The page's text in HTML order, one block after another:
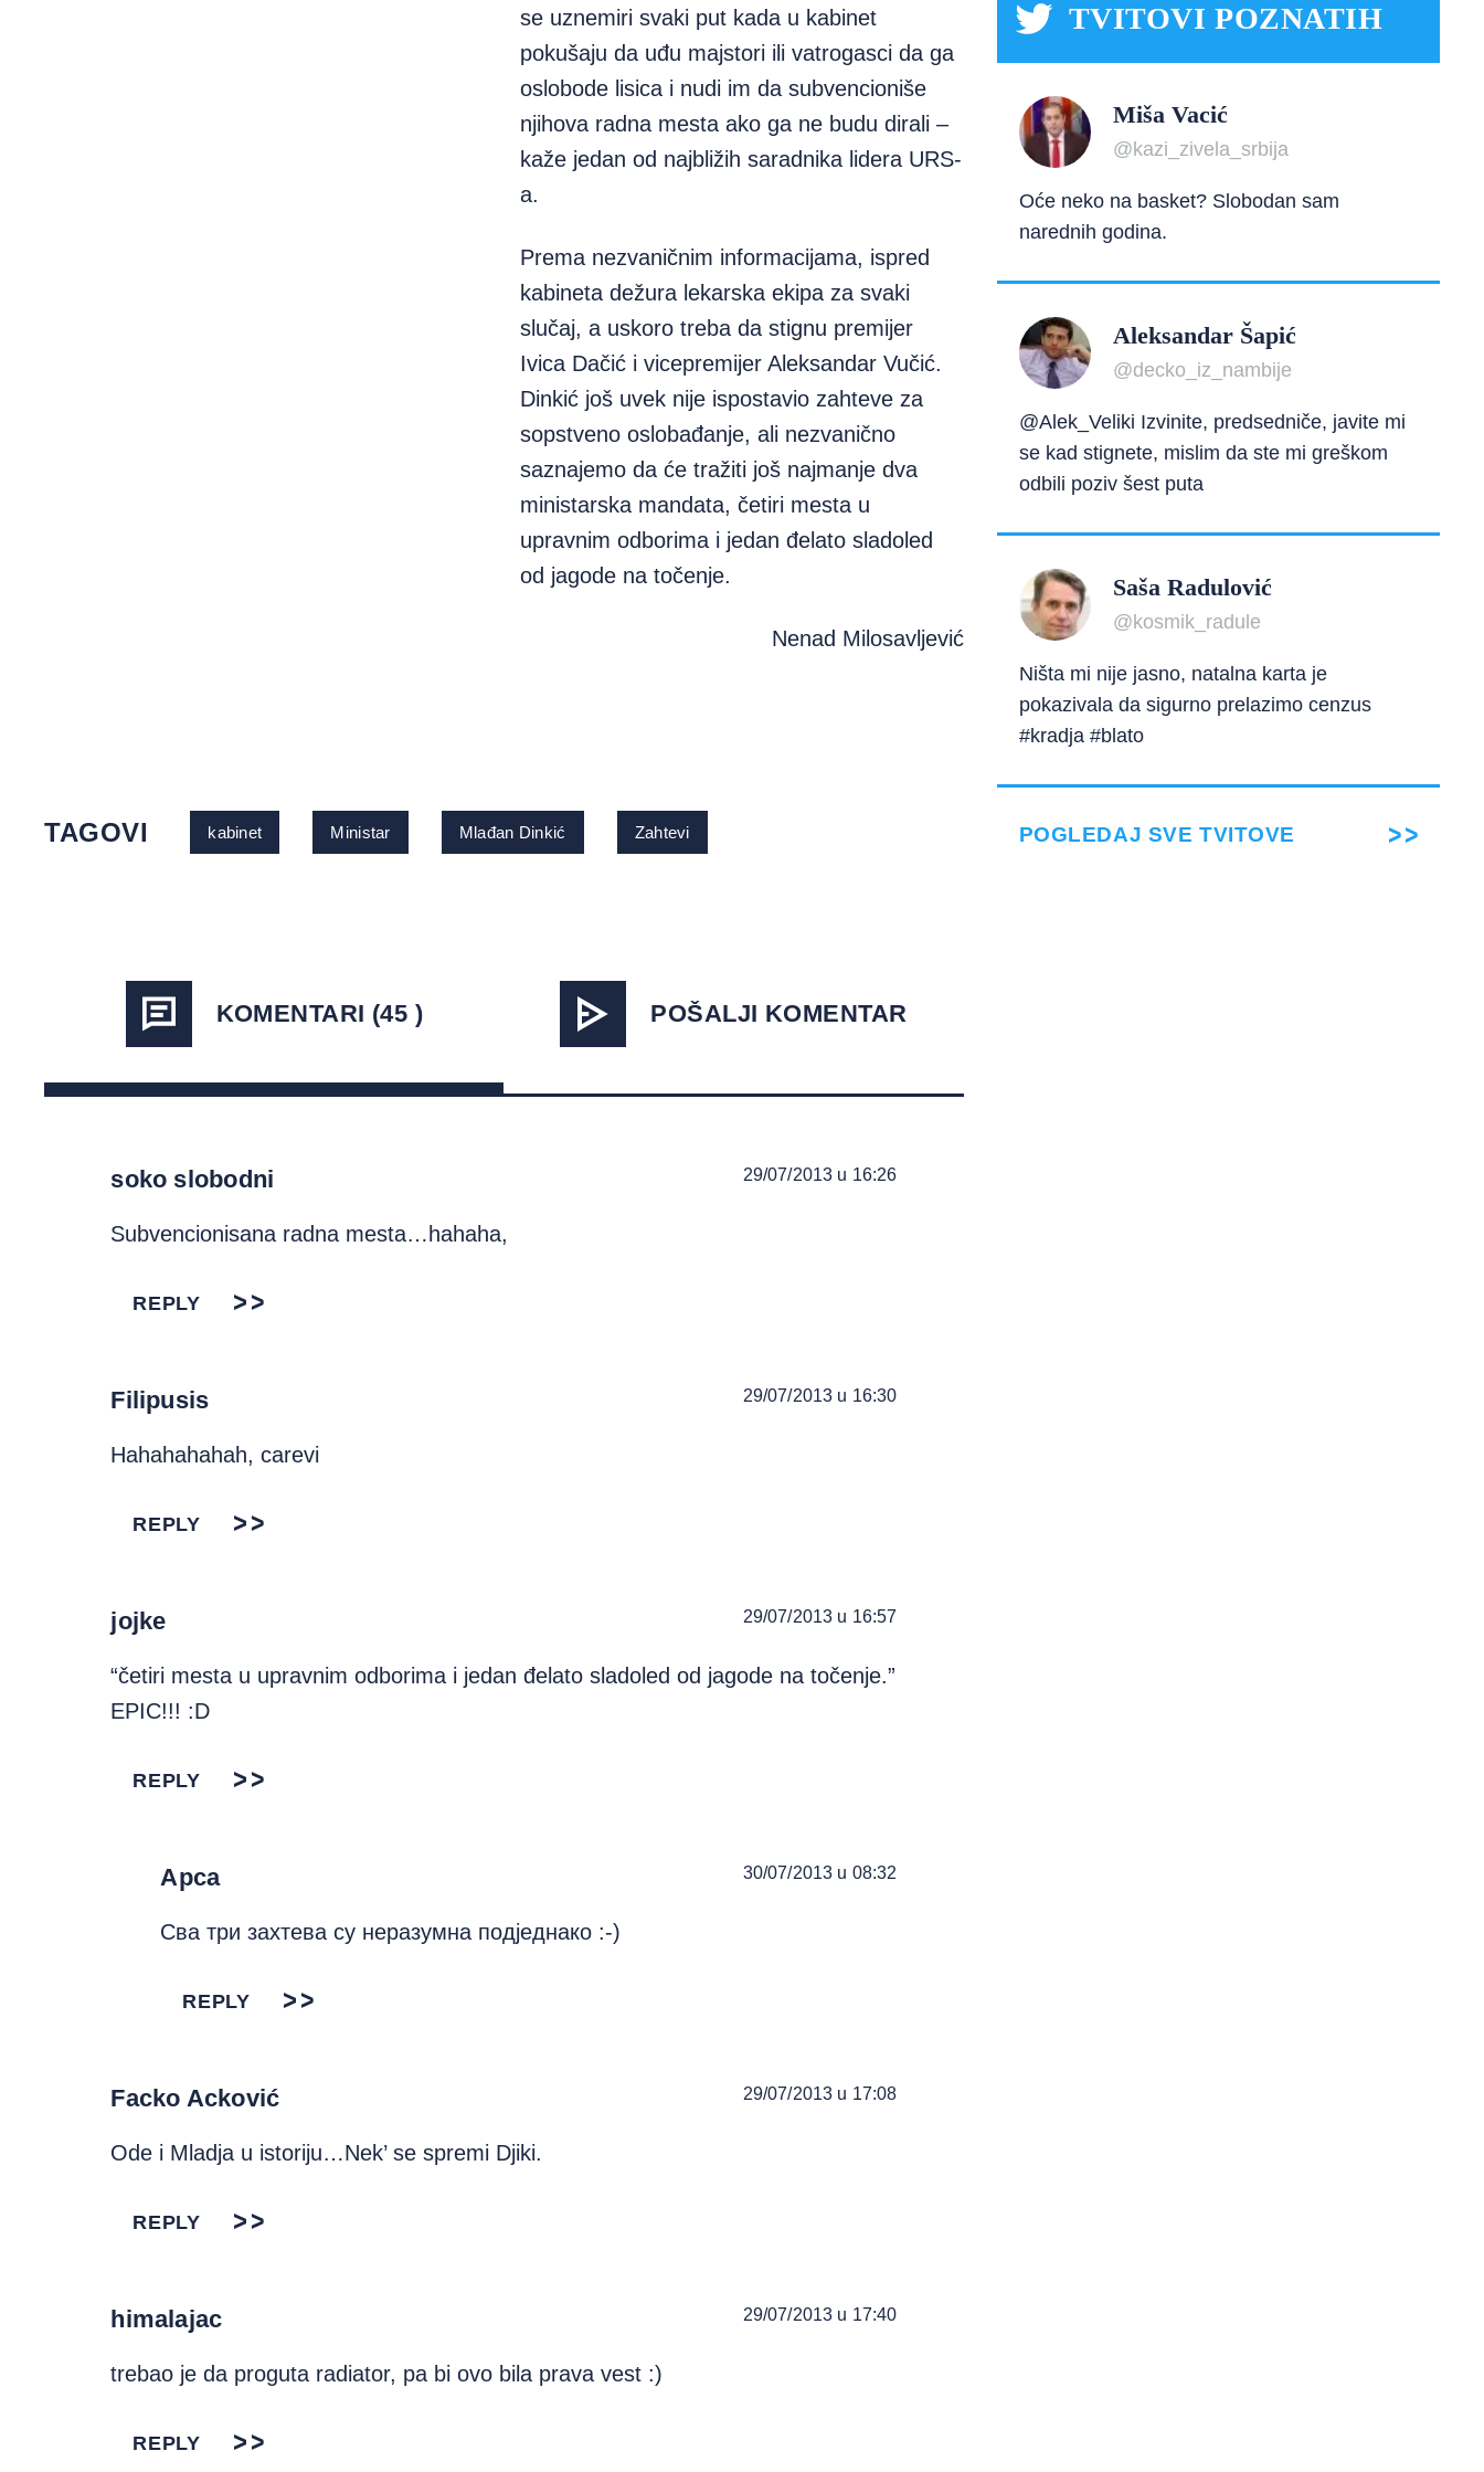
se uznemiri svaki put kada u kabinet
pokušaju da uđu majstori ili vatrogasci da ga
oslobode lisica i nudi im da subvencioniše
njihova radna mesta ako ga ne budu dirali –
kaže jedan od najbližih saradnika lidera URS-
a.
Prema nezvaničnim informacijama, ispred
kabineta dežura lekarska ekipa za svaki
slučaj, a uskoro treba da stignu premijer
Ivica Dačić i vicepremijer Aleksandar Vučić.
Dinkić još uvek nije ispostavio zahteve za
sopstveno oslobađanje, ali nezvanično
saznajemo da će tražiti još najmanje dva
ministarska mandata, četiri mesta u
upravnim odborima i jedan đelato sladoled
od jagode na točenje.
Nenad Milosavljević
TAGOVI kabinet Ministar Mlađan Dinkić Zahtevi
KOMENTARI (45 ) POŠALJI KOMENTAR
soko slobodni 29/07/2013 u 16:26
Subvencionisana radna mesta…hahaha,
REPLY
Filipusis 29/07/2013 u 16:30
Hahahahahah, carevi
REPLY
jojke 29/07/2013 u 16:57
“četiri mesta u upravnim odborima i jedan đelato sladoled od jagode na točenje.”
EPIC!!! :D
REPLY
Арса 30/07/2013 u 08:32
Сва три захтева су неразумна подједнако :-)
REPLY
Facko Acković 29/07/2013 u 17:08
Ode i Mladja u istoriju…Nek’ se spremi Djiki.
REPLY
himalajac 29/07/2013 u 17:40
trebao je da proguta radiator, pa bi ovo bila prava vest :)
REPLY
TVITOVI POZNATIH
Miša Vacić
@kazi_zivela_srbija
Oće neko na basket? Slobodan sam
narednih godina.
Aleksandar Šapić
@decko_iz_nambije
@Alek_Veliki Izvinite, predsedniče, javite mi
se kad stignete, mislim da ste mi greškom
odbili poziv šest puta
Saša Radulović
@kosmik_radule
Ništa mi nije jasno, natalna karta je
pokazivala da sigurno prelazimo cenzus
#kradja #blato
POGLEDAJ SVE TVITOVE